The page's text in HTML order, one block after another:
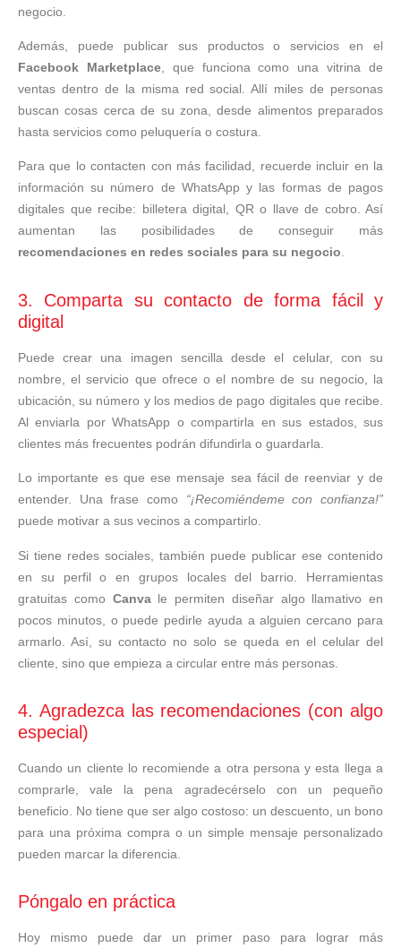
negocio.
Además, puede publicar sus productos o servicios en el
Facebook Marketplace, que funciona como una vitrina de
ventas dentro de la misma red social. Allí miles de personas
buscan cosas cerca de su zona, desde alimentos preparados
hasta servicios como peluquería o costura.
Para que lo contacten con más facilidad, recuerde incluir en la
información su número de WhatsApp y las formas de pagos
digitales que recibe: billetera digital, QR o llave de cobro. Así
aumentan las posibilidades de conseguir más
recomendaciones en redes sociales para su negocio.
3. Comparta su contacto de forma fácil y
digital
Puede crear una imagen sencilla desde el celular, con su
nombre, el servicio que ofrece o el nombre de su negocio, la
ubicación, su número y los medios de pago digitales que recibe.
Al enviarla por WhatsApp o compartirla en sus estados, sus
clientes más frecuentes podrán difundirla o guardarla.
Lo importante es que ese mensaje sea fácil de reenviar y de
entender. Una frase como “¡Recomiéndeme con confianza!”
puede motivar a sus vecinos a compartirlo.
Si tiene redes sociales, también puede publicar ese contenido
en su perfil o en grupos locales del barrio. Herramientas
gratuitas como Canvale permiten diseñar algo llamativo en
pocos minutos, o puede pedirle ayuda a alguien cercano para
armarlo. Así, su contacto no solo se queda en el celular del
cliente, sino que empieza a circular entre más personas.
4. Agradezca las recomendaciones (con algo
especial)
Cuando un cliente lo recomiende a otra persona y esta llega a
comprarle, vale la pena agradecérselo con un pequeño
beneficio. No tiene que ser algo costoso: un descuento, un bono
para una próxima compra o un simple mensaje personalizado
pueden marcar la diferencia.
Póngalo en práctica
Hoy mismo puede dar un primer paso para lograr más